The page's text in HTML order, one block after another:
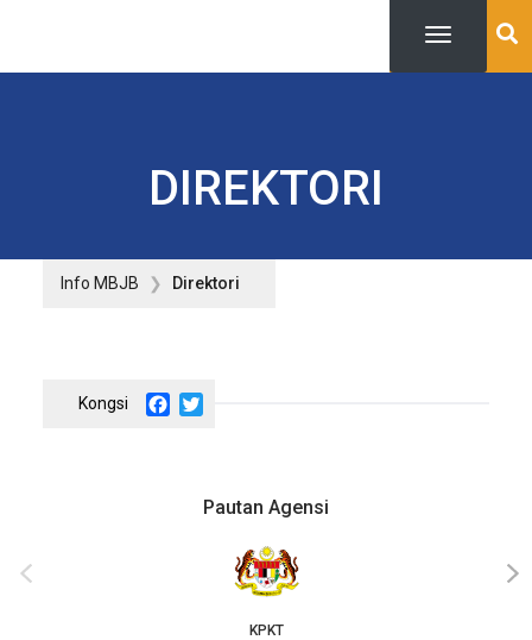
DIREKTORI
Info MBJB Direktori
Facebook
Pautan Agensi
KPKT
‹ ›